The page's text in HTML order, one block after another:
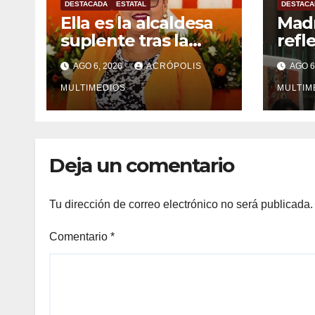
DESTACADA ESTATAL
Ella es la alcaldesa
suplente tras la
licencia temporal
de Raúl González
en Ixhuatlán del
Sureste
AGO 6, 2026 ACRÓPOLIS
MULTIMEDIOS
AGO
Deja un comentario
Tu dirección de correo electrónico no será publicada.
Comentario *